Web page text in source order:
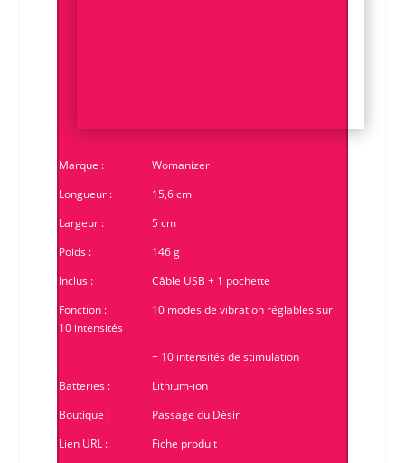
Marque :
Womanizer
Longueur :
15,6 cm
Largeur :
5 cm
Poids :
146 g
Inclus :
Câble USB + 1 pochette
Fonction :
10 modes de vibration réglables sur
10 intensités
+ 10 intensités de stimulation
Batteries :
Lithium-ion
Boutique :
Passage du Désir
Lien URL :
Fiche produit